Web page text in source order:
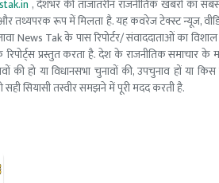
, देशभर की ताजातरीन राजनीतिक खबरों का
तथ्यपरक रूप में मिलता है. यह कवरेज टेक्स्ट न्यूज,
News Tak के पास रिपोर्टर/ संवाददाताओं का
रिपोर्ट्स प्रस्तुत करता है. देश के राजनीतिक
की हो या विधानसभा चुनावों की, उपचुनाव हों या
सियासी तस्वीर समझने में पूरी मदद करती है.